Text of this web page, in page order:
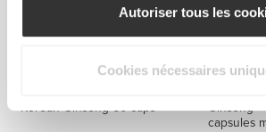
Autoriser tous les
Cookies nécessaires
Korean Ginseng 60 caps
Ginseng
capsules